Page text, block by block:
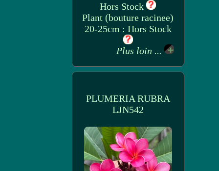
Hors Stock
Plant (bouture racinee)
20-25cm : Hors Stock
Plus loin ...
PLUMERIA RUBRA
LJN542